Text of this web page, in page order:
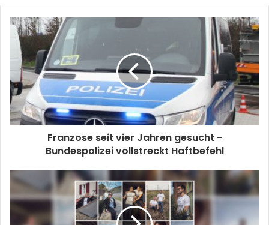
Franzose seit vier Jahren gesucht -
Bundespolizei vollstreckt Haftbefehl